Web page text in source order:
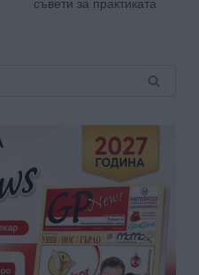
съвети за практиката